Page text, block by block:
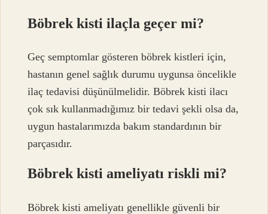
Böbrek kisti ilaçla geçer mi?
Geç semptomlar gösteren böbrek kistleri için,
hastanın genel sağlık durumu uygunsa öncelikle
ilaç tedavisi düşünülmelidir. Böbrek kisti ilacı
çok sık kullanmadığımız bir tedavi şekli olsa da,
uygun hastalarımızda bakım standardının bir
parçasıdır.
Böbrek kisti ameliyatı riskli mi?
Böbrek kisti ameliyatı genellikle güvenli bir